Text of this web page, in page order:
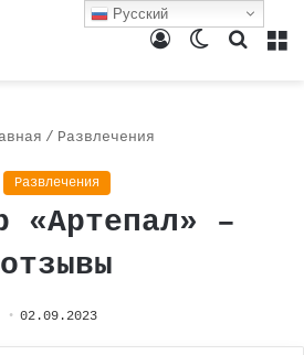
Поиск
Switch
Войти
/ Развлечения
Развлечения
«Артепал» –
отзывы
02.09.2023
Русский